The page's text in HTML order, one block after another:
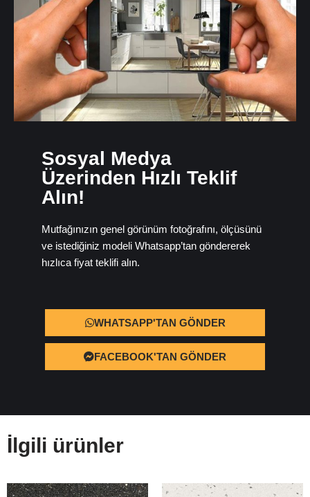
Sosyal Medya
Üzerinden Hızlı Teklif
Alın!
Mutfağınızın genel görünüm fotoğrafını, ölçüsünü
ve istediğiniz modeli Whatsapp’tan göndererek
hızlıca fiyat teklifi alın.
WHATSAPP'TAN GÖNDER
FACEBOOK'TAN GÖNDER
İlgili ürünler